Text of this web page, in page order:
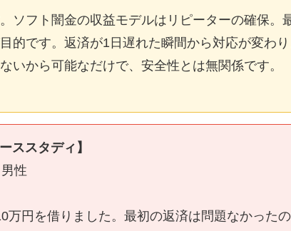
ソフト闇金の収益モデルはリピーターの確保。
的です。返済が1日遅れた瞬間から対応が変わ
いから可能なだけで、安全性とは無関係です。
ススタディ】
性
万円を借りました。最初の返済は問題なかった